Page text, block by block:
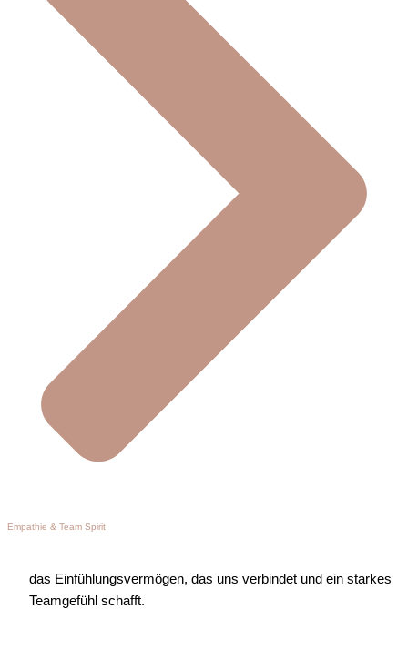
Empathie & Team Spirit
das Einfühlungsvermögen, das uns verbindet und ein starkes
Teamgefühl schafft.